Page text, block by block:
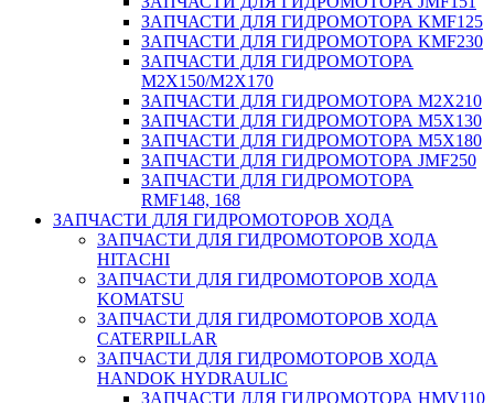
ЗАПЧАСТИ ДЛЯ ГИДРОМОТОРА KMF125
ЗАПЧАСТИ ДЛЯ ГИДРОМОТОРА KMF230
ЗАПЧАСТИ ДЛЯ ГИДРОМОТОРА
M2X150/M2X170
ЗАПЧАСТИ ДЛЯ ГИДРОМОТОРА M2X210
ЗАПЧАСТИ ДЛЯ ГИДРОМОТОРА M5X130
ЗАПЧАСТИ ДЛЯ ГИДРОМОТОРА M5X180
ЗАПЧАСТИ ДЛЯ ГИДРОМОТОРА JMF250
ЗАПЧАСТИ ДЛЯ ГИДРОМОТОРА
RMF148, 168
ЗАПЧАСТИ ДЛЯ ГИДРОМОТОРОВ ХОДА
ЗАПЧАСТИ ДЛЯ ГИДРОМОТОРОВ ХОДА
HITACHI
ЗАПЧАСТИ ДЛЯ ГИДРОМОТОРОВ ХОДА
KOMATSU
ЗАПЧАСТИ ДЛЯ ГИДРОМОТОРОВ ХОДА
CATERPILLAR
ЗАПЧАСТИ ДЛЯ ГИДРОМОТОРОВ ХОДА
HANDOK HYDRAULIC
ЗАПЧАСТИ ДЛЯ ГИДРОМОТОРА HMV110